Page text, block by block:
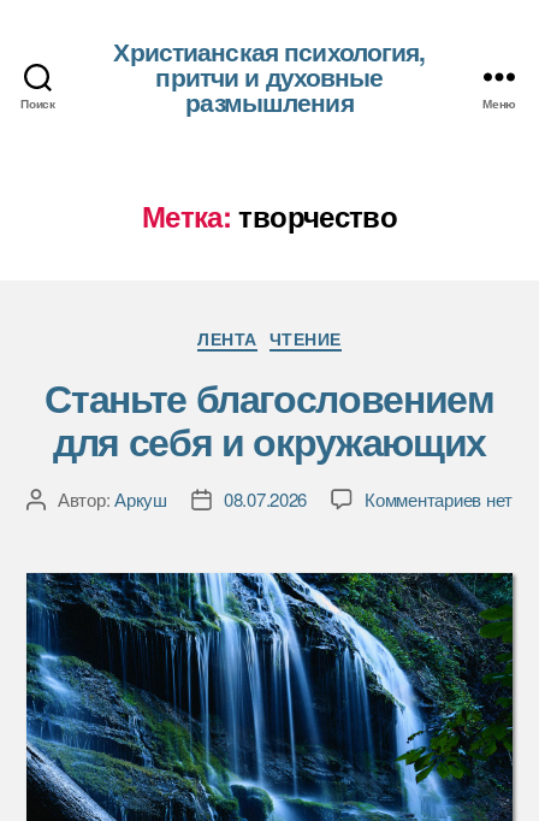
Поиск
Христианская психология,
притчи и духовные
размышления Меню
Метка: творчество
Рубрики
ЛЕНТА ЧТЕНИЕ
Станьте благословением
для себя и окружающих
АвторАвтор:Аркуш
Дата08.07.2026 Комментариевк
для
себя
и
нет